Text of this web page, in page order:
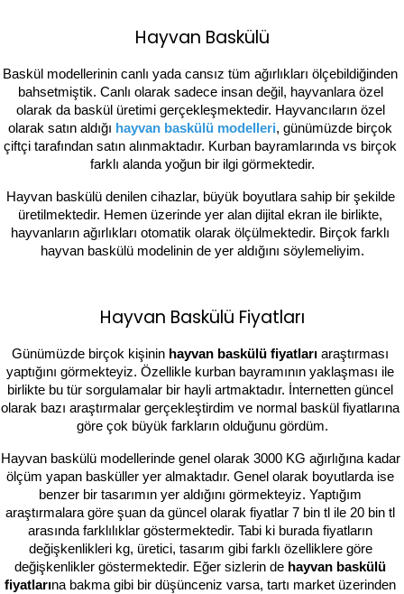
Hayvan Baskülü
Baskül modellerinin canlı yada cansız tüm ağırlıkları ölçebildiğinden
bahsetmiştik. Canlı olarak sadece insan değil, hayvanlara özel
olarak da baskül üretimi gerçekleşmektedir. Hayvancıların özel
olarak satın aldığı hayvan baskülü modelleri, günümüzde birçok
çiftçi tarafından satın alınmaktadır. Kurban bayramlarında vs birçok
farklı alanda yoğun bir ilgi görmektedir.
Hayvan baskülü denilen cihazlar, büyük boyutlara sahip bir şekilde
üretilmektedir. Hemen üzerinde yer alan dijital ekran ile birlikte,
hayvanların ağırlıkları otomatik olarak ölçülmektedir. Birçok farklı
hayvan baskülü modelinin de yer aldığını söylemeliyim.
Hayvan Baskülü Fiyatları
Günümüzde birçok kişinin hayvan baskülü fiyatları araştırması
yaptığını görmekteyiz. Özellikle kurban bayramının yaklaşması ile
birlikte bu tür sorgulamalar bir hayli artmaktadır. İnternetten güncel
olarak bazı araştırmalar gerçekleştirdim ve normal baskül fiyatlarına
göre çok büyük farkların olduğunu gördüm.
Hayvan baskülü modellerinde genel olarak 3000 KG ağırlığına kadar
ölçüm yapan basküller yer almaktadır. Genel olarak boyutlarda ise
benzer bir tasarımın yer aldığını görmekteyiz. Yaptığım
araştırmalara göre şuan da güncel olarak fiyatlar 7 bin tl ile 20 bin tl
arasında farklılıklar göstermektedir. Tabi ki burada fiyatların
değişkenlikleri kg, üretici, tasarım gibi farklı özelliklere göre
değişkenlikler göstermektedir. Eğer sizlerin de hayvan baskülü
fiyatlarına bakma gibi bir düşünceniz varsa, tartı market üzerinden